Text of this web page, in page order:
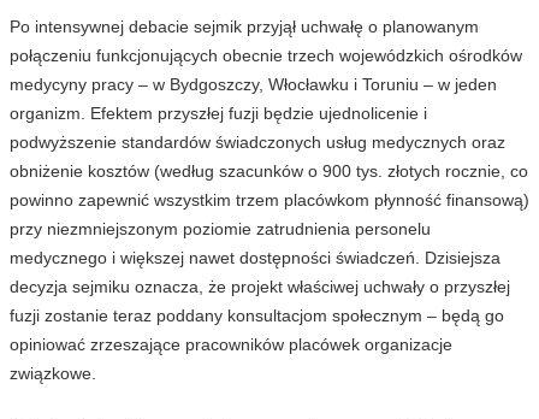
Po intensywnej debacie sejmik przyjął uchwałę o planowanym
połączeniu funkcjonujących obecnie trzech wojewódzkich ośrodków
medycyny pracy – w Bydgoszczy, Włocławku i Toruniu – w jeden
organizm. Efektem przyszłej fuzji będzie ujednolicenie i
podwyższenie standardów świadczonych usług medycznych oraz
obniżenie kosztów (według szacunków o 900 tys. złotych rocznie, co
powinno zapewnić wszystkim trzem placówkom płynność finansową)
przy niezmniejszonym poziomie zatrudnienia personelu
medycznego i większej nawet dostępności świadczeń. Dzisiejsza
decyzja sejmiku oznacza, że projekt właściwej uchwały o przyszłej
fuzji zostanie teraz poddany konsultacjom społecznym – będą go
opiniować zrzeszające pracowników placówek organizacje
związkowe.